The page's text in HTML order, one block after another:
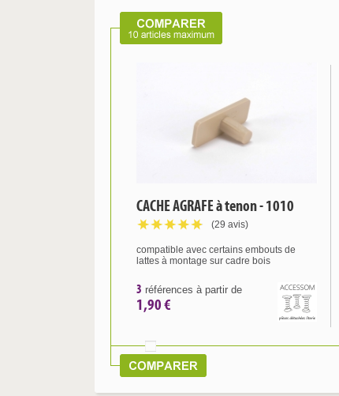
CACHE AGRAFE à tenon - 1010
(29 avis)
compatible avec certains embouts de
lattes à montage sur cadre bois
3 références à partir de
1,90 €